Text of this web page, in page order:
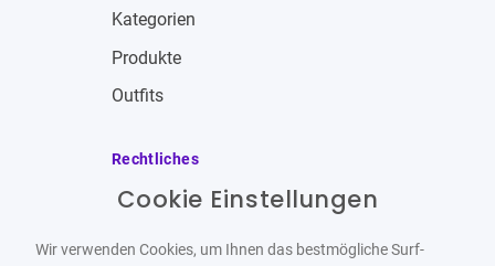
Kategorien
Produkte
Outfits
Rechtliches
Impressum
Cookie Einstellungen
Wir verwenden Cookies, um Ihnen das bestmögliche Surf-